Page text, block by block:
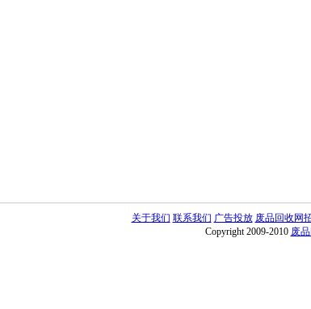
关于我们 联系我们 广告投放 废品回收网
Copyright 2009-2010 废